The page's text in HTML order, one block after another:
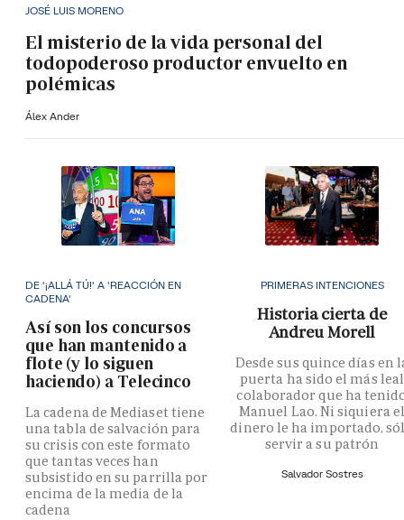
JOSÉ LUIS MORENO
El misterio de la vida personal del
todopoderoso productor envuelto en
polémicas
Álex Ander
DE '¡ALLÁ TÚ!' A 'REACCIÓN EN
CADENA'
Así son los concursos
que han mantenido a
flote (y lo siguen
haciendo) a Telecinco
La cadena de Mediaset tiene
una tabla de salvación para
su crisis con este formato
que tantas veces han
subsistido en su parrilla por
encima de la media de la
cadena
PRIMERAS INTENCIONES
Historia cierta de
Andreu Morell
Desde sus quince días en
puerta ha sido el más leal
colaborador que ha
Manuel Lao. Ni siquiera
dinero le ha importado,
servir a su patrón
Salvador Sostres